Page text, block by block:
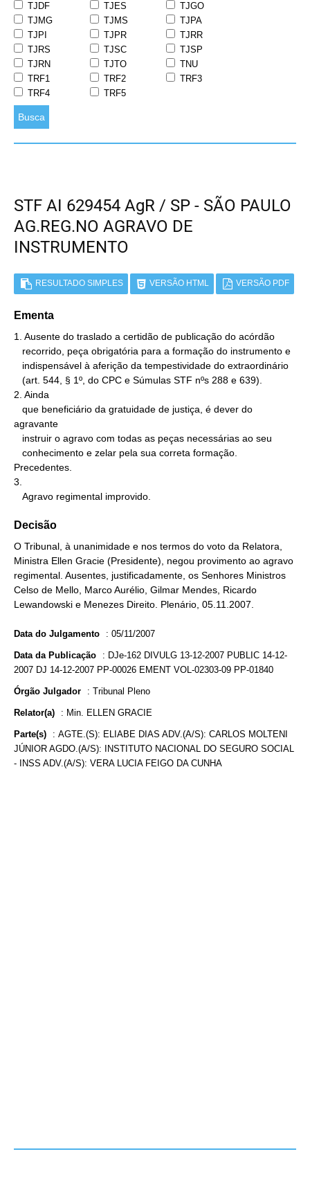
TJDF
TJES
TJGO
TJMG
TJMS
TJPA
TJPI
TJPR
TJRR
TJRS
TJSC
TJSP
TJRN
TJTO
TNU
TRF1
TRF2
TRF3
TRF4
TRF5
Busca
STF AI 629454 AgR / SP - SÃO PAULO
AG.REG.NO AGRAVO DE
INSTRUMENTO
RESULTADO SIMPLES VERSÃO HTML VERSÃO PDF
Ementa
1. Ausente do traslado a certidão de publicação do acórdão
2. Ainda
agravante
Precedentes.
3.
   Agravo regimental improvido.
Decisão
O Tribunal, à unanimidade e nos termos do voto da Relatora,
Ministra Ellen Gracie (Presidente), negou provimento ao agravo
regimental. Ausentes, justificadamente, os Senhores Ministros
Celso de Mello, Marco Aurélio, Gilmar Mendes, Ricardo
Lewandowski e Menezes Direito. Plenário, 05.11.2007.
Data do Julgamento : 05/11/2007
Data da Publicação : DJe-162 DIVULG 13-12-2007 PUBLIC 14-12-
2007 DJ 14-12-2007 PP-00026 EMENT VOL-02303-09 PP-01840
Órgão Julgador : Tribunal Pleno
Relator(a) : Min. ELLEN GRACIE
Parte(s) : AGTE.(S): ELIABE DIAS ADV.(A/S): CARLOS MOLTENI
JÚNIOR AGDO.(A/S): INSTITUTO NACIONAL DO SEGURO SOCIAL
- INSS ADV.(A/S): VERA LUCIA FEIGO DA CUNHA